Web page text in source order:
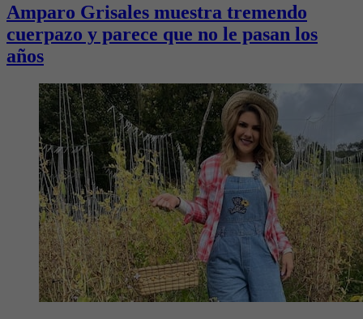
Amparo Grisales muestra tremendo
cuerpazo y parece que no le pasan los
años